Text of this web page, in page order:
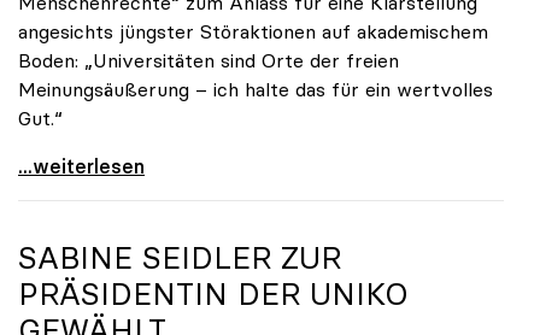
angesichts jüngster Störaktionen auf akademischem
Boden: „Universitäten sind Orte der freien
Meinungsäußerung – ich halte das für ein wertvolles
Gut.“
Seidler: „Universitäten sind Orte der freien
...weiterlesen
SABINE SEIDLER ZUR
PRÄSIDENTIN DER UNIKO